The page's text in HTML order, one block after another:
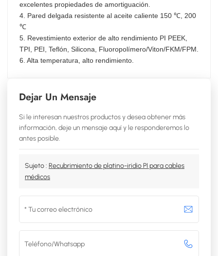
excelentes propiedades de amortiguación.
4. Pared delgada resistente al aceite caliente 150 ℃, 200
℃
5. Revestimiento exterior de alto rendimiento PI PEEK,
TPI, PEI, Teflón, Silicona, Fluoropolímero/Viton/FKM/FPM.
6. Alta temperatura, alto rendimiento.
Dejar Un Mensaje
Si le interesan nuestros productos y desea obtener más
información, deje un mensaje aquí y le responderemos lo
antes posible.
Sujeto : Recubrimiento de platino-iridio PI para cables
médicos